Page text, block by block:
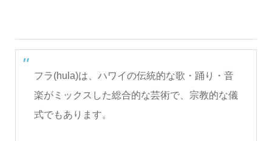
フラ(hula)は、ハワイの伝統的な歌・踊り・音
楽がミックスした総合的な芸術で、宗教的な儀
式でもあります。